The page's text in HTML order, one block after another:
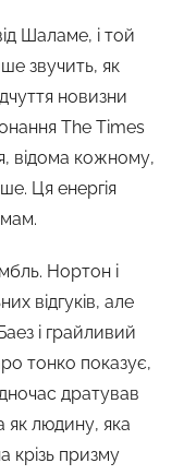
Шаламе, і той
звучить, як
новизни
The Times
відома кожному,
Ця енергія
Нортон і
відгуків, але
і грайливий
тонко показує,
дратував
людину, яка
крізь призму